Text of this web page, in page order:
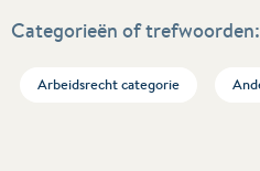
Categorieën of trefwoorden:
Arbeidsrecht categorie